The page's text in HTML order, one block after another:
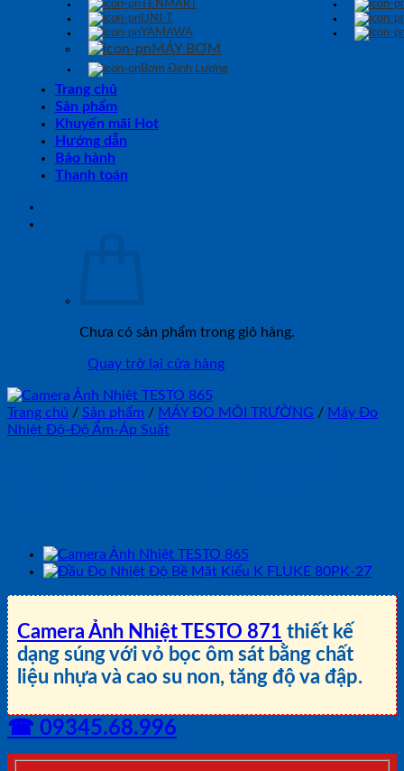
TENMART
UNI-T
YAMAWA
MÁY BƠM
Bơm Định Lượng
Trang chủ
Sản phẩm
Khuyến mãi Hot
Hướng dẫn
Bảo hành
Thanh toán
Chưa có sản phẩm trong giỏ hàng.
Quay trở lại cửa hàng
Trang chủ / Sản phẩm / MÁY ĐO MÔI TRƯỜNG / Máy Đo
Nhiệt Độ-Độ Ẩm-Áp Suất
Camera Ảnh Nhiệt TESTO 871 thiết kế
dạng súng với vỏ bọc ôm sát bằng chất
liệu nhựa và cao su non, tăng độ va đập.
☎ 09345.68.996